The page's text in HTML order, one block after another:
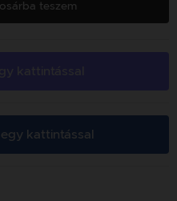
teszem
kattintással